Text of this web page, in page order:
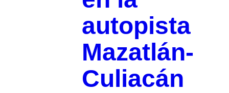
autopista
Mazatlán-
Culiacán